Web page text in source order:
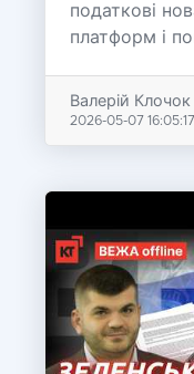
податкові
платформ і
Валерій Клочок
2026-05-07 16:05:17